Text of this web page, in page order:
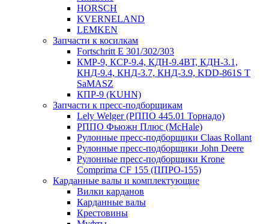
HORSCH
KVERNELAND
LEMKEN
Запчасти к косилкам
Fortschritt E 301/302/303
КМР-9, КСР-9.4, КДН-9.4ВТ, КДН-3.1,
КНД-9.4, КНД-3.7, КНД-3.9, KDD-861S T
SaMASZ
КПР-9 (KUHN)
Запчасти к пресс-подборщикам
Lely Welger (РППО 445.01 Торнадо)
РППО Фьюжн Плюс (McHale)
Рулонные пресс-подборщики Claas Rollant
Рулонные пресс-подборщики John Deere
Рулонные пресс-подборщики Krone
Comprima СF 155 (ППРО-155)
Карданные валы и комплектующие
Вилки карданов
Карданные валы
Крестовины